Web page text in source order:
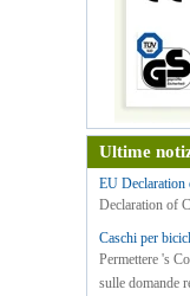
Ultime
EU
Declaration of
Caschi per
Permettere 's
sulle domande